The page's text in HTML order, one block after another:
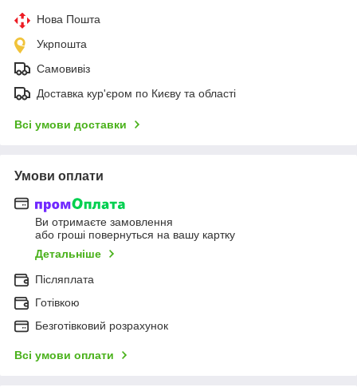
Нова Пошта
Укрпошта
Самовивіз
Доставка кур'єром по Києву та області
Всі умови доставки
Умови оплати
Ви отримаєте замовлення
або гроші повернуться на вашу картку
Детальніше
Післяплата
Готівкою
Безготівковий розрахунок
Всі умови оплати